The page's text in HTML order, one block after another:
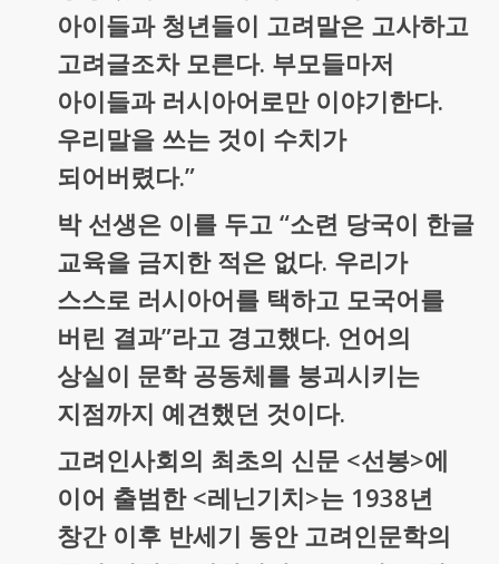
아이들과 청년들이 고려말은 고사하고
고려글조차 모른다. 부모들마저
아이들과 러시아어로만 이야기한다.
우리말을 쓰는 것이 수치가
되어버렸다.”
박 선생은 이를 두고 “소련 당국이 한글
교육을 금지한 적은 없다. 우리가
스스로 러시아어를 택하고 모국어를
버린 결과”라고 경고했다. 언어의
상실이 문학 공동체를 붕괴시키는
지점까지 예견했던 것이다.
고려인사회의 최초의 신문 <선봉>에
이어 출범한 <레닌기치>는 1938년
창간 이후 반세기 동안 고려인문학의